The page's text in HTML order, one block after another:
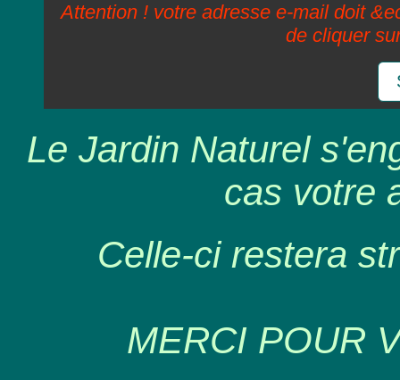
Attention ! votre adresse e-mail doit
de cliquer
Le Jardin Naturel
cas votre
Celle-ci restera
MERCI POUR